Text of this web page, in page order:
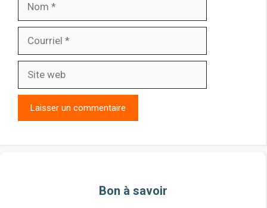
Bon à savoir